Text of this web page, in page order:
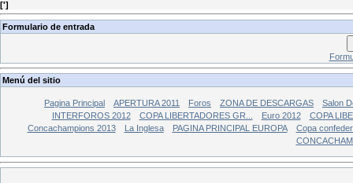
[']
Formulario de entrada
Menú del sitio
Pagina Principal APERTURA 2011 Foros ZONA DE DESCARGAS
Salon
INTERFOROS 2012
COPA LIBERTADORES GR... Euro 2012
COPA
Concachampions 2013
La Inglesa PAGINA PRINCIPAL EUROPA
Copa